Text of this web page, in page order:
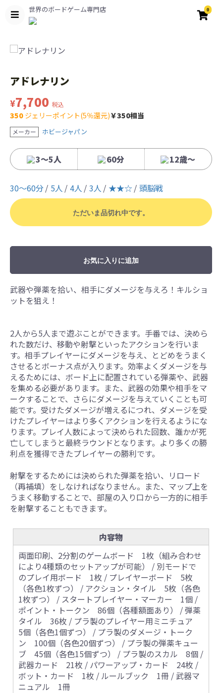
世界のボードゲーム専門店 0
アドレナリン
¥7,700 税込
350 ジェリーポイント(5％還元)￥350相当
メーカー ホビージャパン
3～5人 60分 12歳〜
30〜60分 5人 4人 3人 ★★☆ 頭脳戦
ただいま品切れ中です。
お気に入りに追加
武器や弾薬を拾い、相手にダメージを与えろ！キルショ
ットを狙え！
2人から5人まで遊ぶことができます。手番では、決めら
れた数だけ、移動や射撃といったアクションを行いま
す。相手プレイヤーにダメージを与え、とどめをうまく
させるとボーナス点が入ります。効率よくダメージを与
えるためには、ボード上に配置されている弾薬や、武器
を集める必要があります。また、武器の効果や相手をマ
ークすることで、さらにダメージを与えていくことも可
能です。受けたダメージが増えるにつれ、ダメージを受
けたプレイヤーはより多くアクションを行えるようにな
ります。プレイ人数によって決められた回数、誰かが死
亡してしまうと最終ラウンドとなります。より多くの勝
利点を獲得できたプレイヤーの勝利です。
射撃をするためには決められた弾薬を拾い、リロード
（再補填）をしなければなりません。また、マップ上を
うまく移動することで、部屋の入り口から一方的に相手
を射撃することもできます。
内容物
両面印刷、2分割のゲームボード 1枚（組み合わせ
により4種類のセットアップが可能） / 別モードで
のプレイ用ボード 1枚 / プレイヤーボード 5枚
（各色1枚ずつ） / アクション・タイル 5枚（各色
1枚ずつ） / スタートプレイヤー・マーカー 1個 /
ポイント・トークン 86個（各種額面あり） / 弾薬
タイル 36枚 / プラ製のプレイヤー用ミニチュア
5個（各色1個ずつ） / プラ製のダメージ・トーク
ン 100個（各色20個ずつ） / プラ製の弾薬キュー
ブ 45個（各色15個ずつ） / プラ製のスカル 8個 /
武器カード 21枚 / パワーアップ・カード 24枚 /
ボット・カード 1枚 / ルールブック 1冊 / 武器マ
ニュアル 1冊